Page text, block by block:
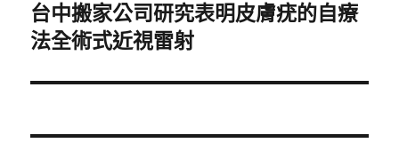
下
一
文
台中搬家公司研究表明皮膚疣的自療
法全術式近視雷射